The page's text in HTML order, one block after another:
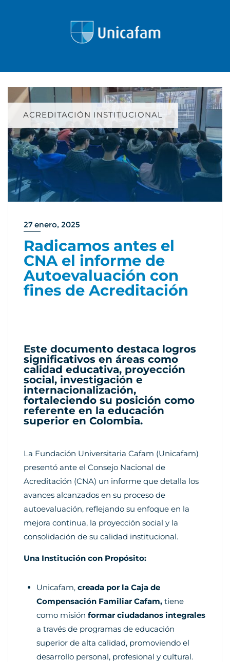
ACREDITACIÓN INSTITUCIONAL
27 enero, 2025
Radicamos antes el
CNA el informe de
Autoevaluación con
fines de Acreditación
Este documento destaca logros
significativos en áreas como
calidad educativa, proyección
social, investigación e
internacionalización,
fortaleciendo su posición como
referente en la educación
superior en Colombia.
La Fundación Universitaria Cafam (Unicafam)
presentó ante el Consejo Nacional de
Acreditación (CNA) un informe que detalla los
avances alcanzados en su proceso de
autoevaluación, reflejando su enfoque en la
mejora continua, la proyección social y la
consolidación de su calidad institucional.
Una Institución con Propósito:
Unicafam, creada por la Caja de
Compensación Familiar Cafam, tiene
como misión formar ciudadanos integrales
a través de programas de educación
superior de alta calidad, promoviendo el
desarrollo personal, profesional y cultural.